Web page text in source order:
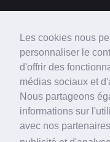
Les cookies nous
personnaliser le
d'offrir des
médias sociaux et
Nous partageons
informations sur
avec nos